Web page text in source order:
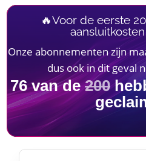
🔥Voor de eerste
Onze abonnementen zijn
dus ook in dit geval
76van de200